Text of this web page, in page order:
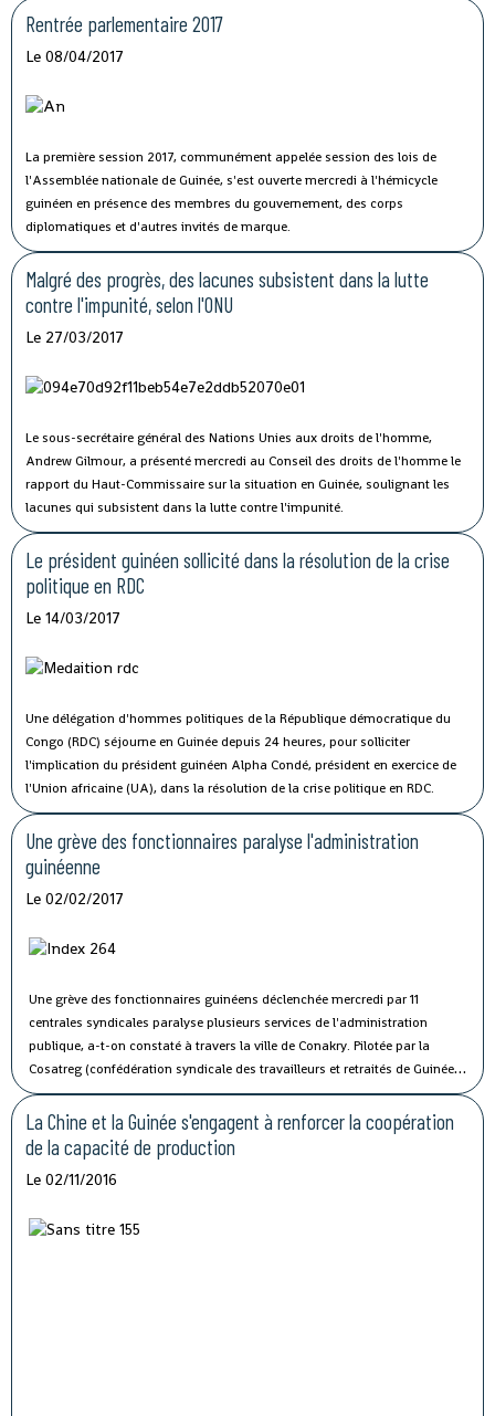
Rentrée parlementaire 2017
Le 08/04/2017
La première session 2017, communément appelée session des lois de
l'Assemblée nationale de Guinée, s'est ouverte mercredi à l'hémicycle
guinéen en présence des membres du gouvernement, des corps
diplomatiques et d'autres invités de marque.
Malgré des progrès, des lacunes subsistent dans la lutte
contre l'impunité, selon l'ONU
Le 27/03/2017
Le sous-secrétaire général des Nations Unies aux droits de l'homme,
Andrew Gilmour, a présenté mercredi au Conseil des droits de l'homme le
rapport du Haut-Commissaire sur la situation en Guinée, soulignant les
lacunes qui subsistent dans la lutte contre l'impunité.
Le président guinéen sollicité dans la résolution de la crise
politique en RDC
Le 14/03/2017
Une délégation d'hommes politiques de la République démocratique du
Congo (RDC) séjourne en Guinée depuis 24 heures, pour solliciter
l'implication du président guinéen Alpha Condé, président en exercice de
l'Union africaine (UA), dans la résolution de la crise politique en RDC.
Une grève des fonctionnaires paralyse l'administration
guinéenne
Le 02/02/2017
Une grève des fonctionnaires guinéens déclenchée mercredi par 11
centrales syndicales paralyse plusieurs services de l'administration
publique, a-t-on constaté à travers la ville de Conakry. Pilotée par la
Cosatreg (confédération syndicale des travailleurs et retraités de Guinée)
et 10 centrales syndicales, la grève générale d'avertissement de 7 jours
vise à protester contre les mauvaises conditions de vie et de travail des
fonctionnaires du secteur public.
La Chine et la Guinée s'engagent à renforcer la coopération
de la capacité de production
Le 02/11/2016